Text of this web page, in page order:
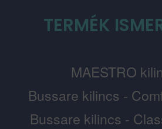
TERMÉK
MAESTRO
Bussare kilincs -
Bussare kilincs -